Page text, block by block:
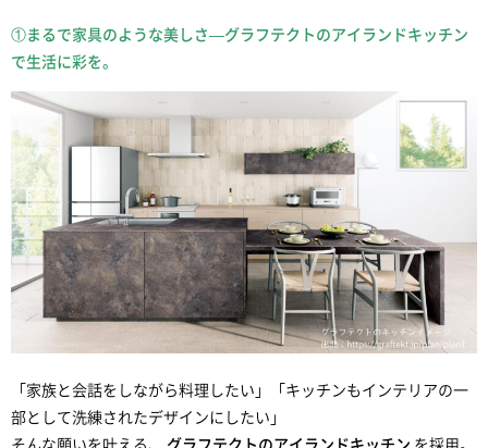
①まるで家具のような美しさ—グラフテクトのアイランドキッチン
で生活に彩を。
「家族と会話をしながら料理したい」「キッチンもインテリアの一
部として洗練されたデザインにしたい」
そんな願いを叶える、 グラフテクトのアイランドキッチン を採用。